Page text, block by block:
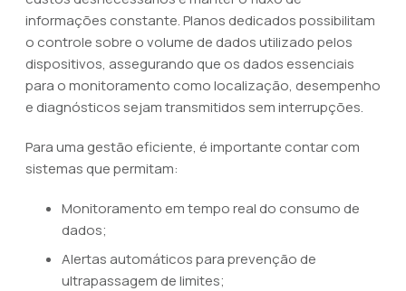
informações constante. Planos dedicados possibilitam
o controle sobre o volume de dados utilizado pelos
dispositivos, assegurando que os dados essenciais
para o monitoramento como localização, desempenho
e diagnósticos sejam transmitidos sem interrupções.
Para uma gestão eficiente, é importante contar com
sistemas que permitam:
Monitoramento em tempo real do consumo de
dados;
Alertas automáticos para prevenção de
ultrapassagem de limites;